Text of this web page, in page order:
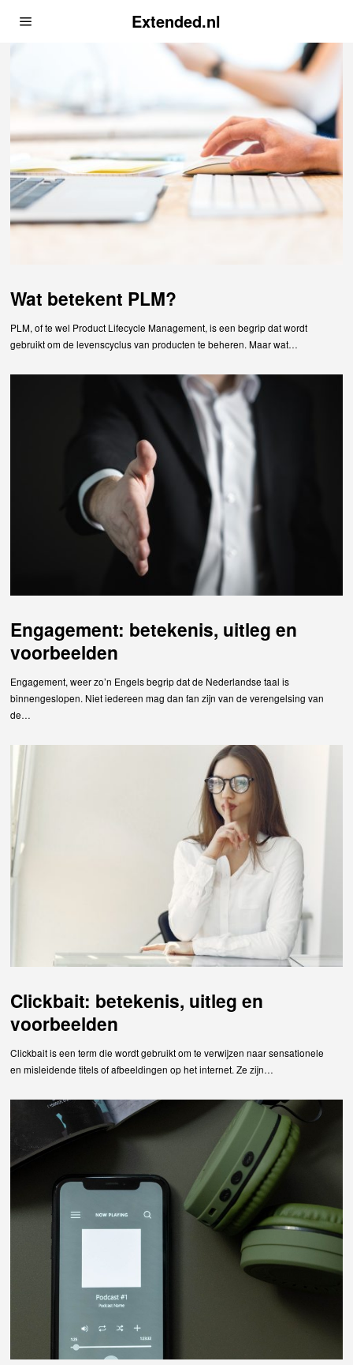
Extended.nl
Wat betekent PLM?
PLM, of te wel Product Lifecycle Management, is een begrip dat wordt
gebruikt om de levenscyclus van producten te beheren. Maar wat…
Engagement: betekenis, uitleg en
voorbeelden
Engagement, weer zo’n Engels begrip dat de Nederlandse taal is
binnengeslopen. Niet iedereen mag dan fan zijn van de verengelsing van
de…
Clickbait: betekenis, uitleg en
voorbeelden
Clickbait is een term die wordt gebruikt om te verwijzen naar sensationele
en misleidende titels of afbeeldingen op het internet. Ze zijn…